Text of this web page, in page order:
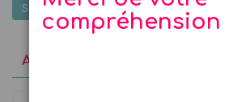
compréhension
SOYEZ LE PREMIER À DONNER VOTRE AVIS
A découvrir